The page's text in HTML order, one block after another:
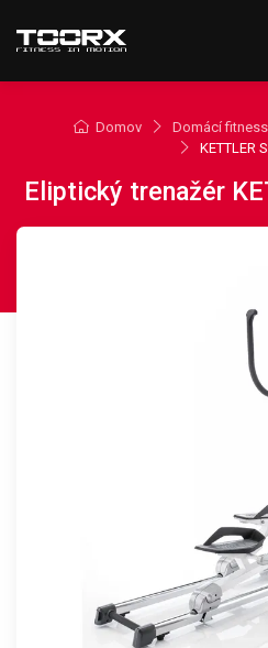
Domov Domácí fitness
KETTLER
Eliptický trenažér